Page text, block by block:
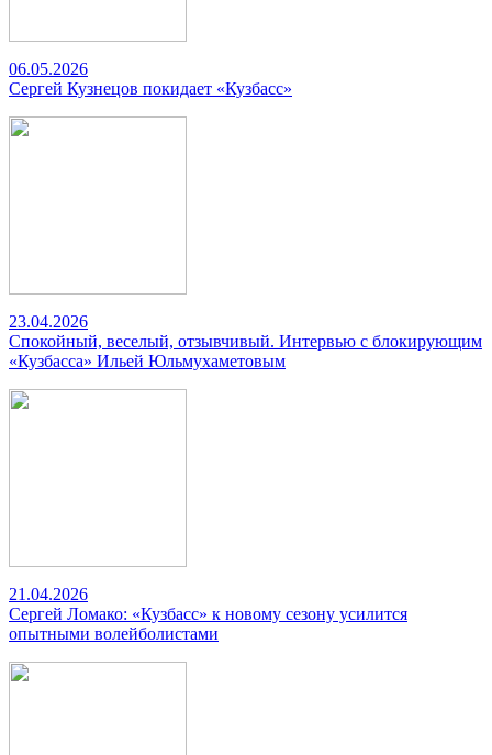
06.05.2026
Сергей Кузнецов покидает «Кузбасс»
23.04.2026
Спокойный, веселый, отзывчивый. Интервью с блокирующим
«Кузбасса» Ильей Юльмухаметовым
21.04.2026
Сергей Ломако: «Кузбасс» к новому сезону усилится
опытными волейболистами